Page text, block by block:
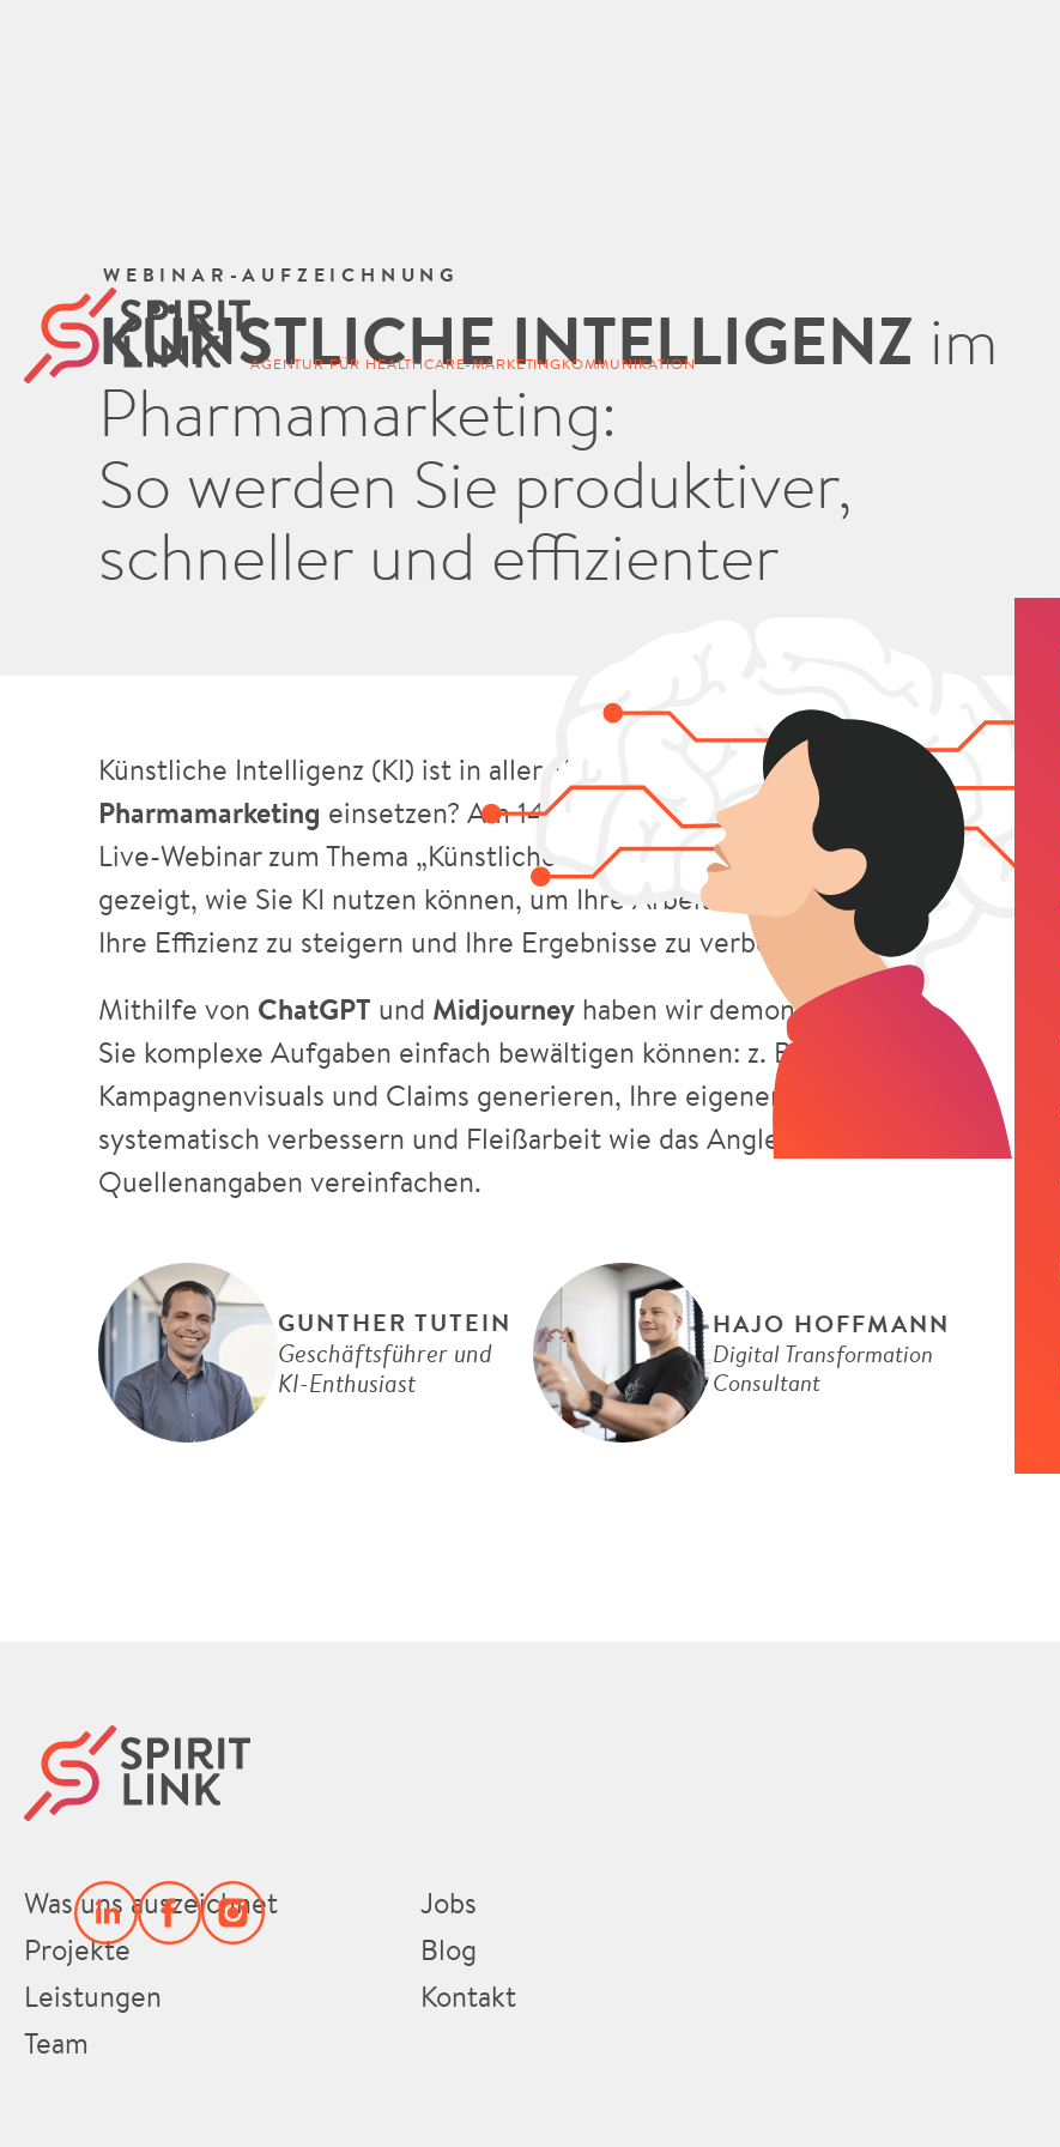
AGENTUR FÜR HEALTHCARE-MARKETINGKOMMUNIKATION
WEBINAR-AUFZEICHNUNG
KÜNSTLICHE INTELLIGENZ im
Pharmamarketing:
So werden Sie produktiver,
schneller und effizienter
Künstliche Intelligenz (KI) ist in aller Munde, aber wie kann man sie im
Pharmamarketing einsetzen? Am 14. September 2023 fand unser
Live-Webinar zum Thema „Künstliche Intelligenz“ statt. Wir haben
gezeigt, wie Sie KI nutzen können, um Ihre Arbeit zu vereinfachen,
Ihre Effizienz zu steigern und Ihre Ergebnisse zu verbessern.
Mithilfe von ChatGPT und Midjourney haben wir demonstriert, wie
Sie komplexe Aufgaben einfach bewältigen können: z. B.
Kampagnenvisuals und Claims generieren, Ihre eigenen Prompts
systematisch verbessern und Fleißarbeit wie das Angleichen von
Quellenangaben vereinfachen.
GUNTHER TUTEIN
Geschäftsführer und
KI-Enthusiast
HAJO HOFFMANN
Digital Transformation
Consultant
Was uns auszeichnet
Projekte
Leistungen
Team
Jobs
Blog
Kontakt